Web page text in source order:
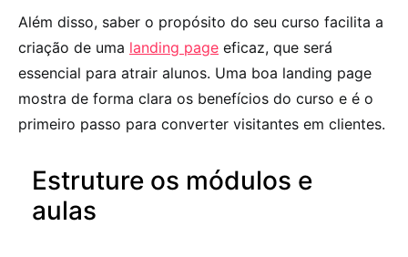
Além disso, saber o propósito do seu curso facilita a
criação de uma landing page eficaz, que será
essencial para atrair alunos. Uma boa landing page
mostra de forma clara os benefícios do curso e é o
primeiro passo para converter visitantes em clientes.
Estruture os módulos e
aulas